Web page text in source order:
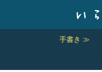
手書き ≫